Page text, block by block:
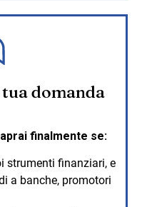
domanda
finalmente se:
strumenti finanziari, e
a banche, promotori